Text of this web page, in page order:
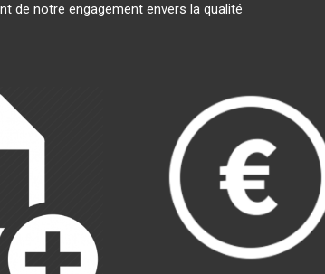
de notre engagement envers la qualité